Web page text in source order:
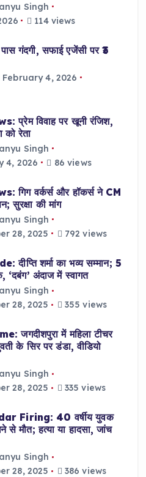
Singh
114 views
गंदगी, सफाई एजेंसी पर ₹3
February 4, 2026
प्रेम विवाह पर खूनी रंजिश,
को रेता
Singh
4, 2026
86 views
गिग वर्कर्स और हॉकर्स ने CM
सुरक्षा की मांग
Singh
28, 2025
792 views
दीप्ति शर्मा का भव्य सम्मान; 5
अंदाज में स्वागत
Singh
28, 2025
355 views
जगदीशपुरा में महिला टीचर
के सिर पर डंडा, वीडियो
Singh
28, 2025
335 views
Firing: 40 वर्षीय युवक
से मौत; हत्या या हादसा, जांच
Singh
28, 2025
386 views